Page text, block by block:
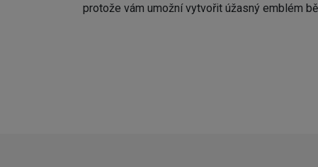
protože vám umožní vytvořit úžasný emblém